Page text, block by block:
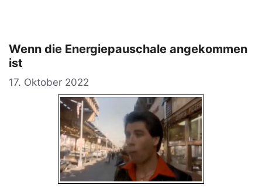
Wenn die Energiepauschale angekommen
ist
17. Oktober 2022